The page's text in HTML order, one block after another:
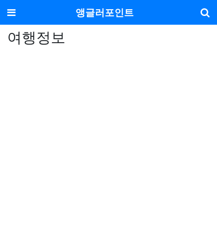
메뉴 앵글러포인트
여행정보